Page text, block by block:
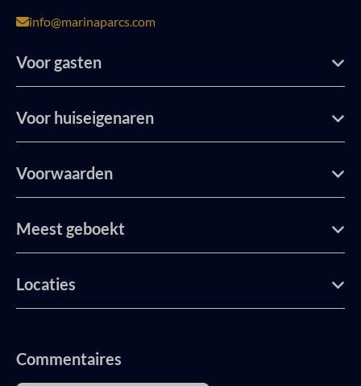
info@marinaparcs.com
Voor gasten
Voor huiseigenaren
Voorwaarden
Meest geboekt
Locaties
Commentaires